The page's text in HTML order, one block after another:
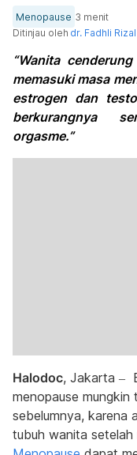
Menopause 3 menit
Ditinjau oleh dr. Fadhli
“Wanita
memasuki masa
estrogen dan
berkurangnya
orgasme.”
Halodoc, Jakarta –
menopause
sebelumnya, karena
tubuh wanita setelah